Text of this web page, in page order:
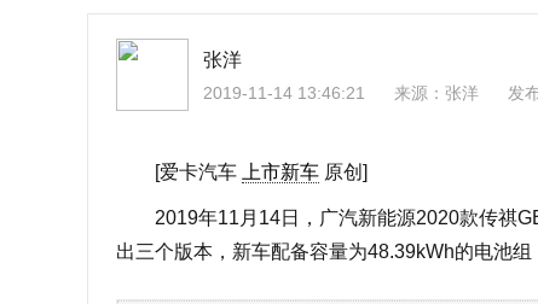
张洋
2019-11-14 13:46:21 来源： 张洋 发
[爱卡汽车 上市新车 原创]
2019年11月14日，广汽新能源2020款传祺
出三个版本，新车配备容量为48.39kWh的电池